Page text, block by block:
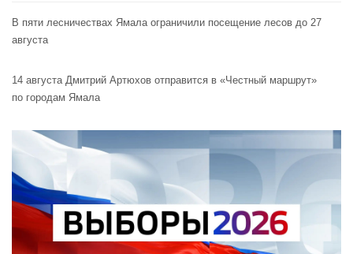
В пяти лесничествах Ямала ограничили посещение лесов до 27
августа
14 августа Дмитрий Артюхов отправится в «Честный маршрут»
по городам Ямала